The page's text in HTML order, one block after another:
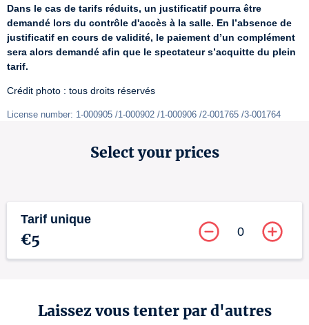
Dans le cas de tarifs réduits, un justificatif pourra être
demandé lors du contrôle d'accès à la salle. En l’absence de
justificatif en cours de validité, le paiement d’un complément
sera alors demandé afin que le spectateur s’acquitte du plein
tarif.
Crédit photo : tous droits réservés
License number: 1-000905 /1-000902 /1-000906 /2-001765 /3-001764
Select your prices
Tarif unique
€5 0
Laissez vous tenter par d'autres